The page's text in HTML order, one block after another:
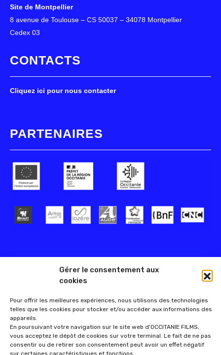
Gérer le consentement aux
cookies
Pour offrir les meilleures expériences, nous utilisons des technologies
telles que les cookies pour stocker et/ou accéder aux informations des
appareils.
En poursuivant votre navigation sur le site web d'OCCITANIE FILMS,
vous acceptez le dépôt de cookies sur votre terminal. Le fait de ne pas
consentir ou de retirer son consentement peut avoir un effet négatif
sur certaines caractéristiques et fonctions.
Site de Montpellier
8 avenue de Toulouse – CS 50037 – 34078 Montpellier
Cedex 03
CONTACTS
Cliquez ici pour nous contacter
PARTENAIRES